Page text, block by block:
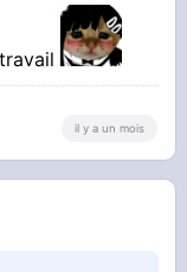
il y a un mois